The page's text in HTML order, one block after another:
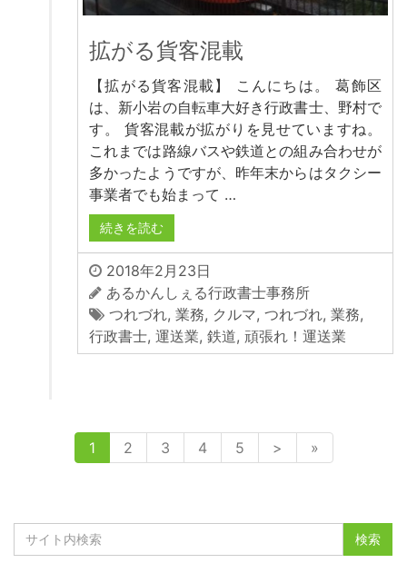
拡がる貨客混載
【拡がる貨客混載】 こんにちは。 葛飾区
は、新小岩の自転車大好き行政書士、野村で
す。 貨客混載が拡がりを見せていますね。
これまでは路線バスや鉄道との組み合わせが
多かったようですが、昨年末からはタクシー
事業者でも始まって …
続きを読む
2018年2月23日
あるかんしぇる行政書士事務所
つれづれ, 業務, クルマ, つれづれ, 業務,
行政書士, 運送業, 鉄道, 頑張れ！運送業
1 2 3 4 5 > »